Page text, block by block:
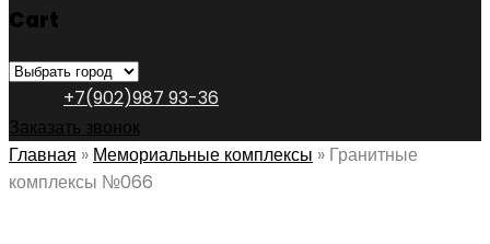
Cart
+7(902)987 93-36
Заказать звонок
Главная » Мемориальные комплексы » Гранитные
комплексы №066